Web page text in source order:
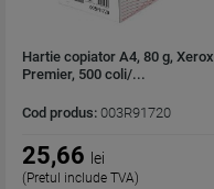
Hartie copiator A4, 80 g, Xerox
Premier, 500 coli/...
Cod produs: 003R91720
25,66 lei
(Pretul include TVA)